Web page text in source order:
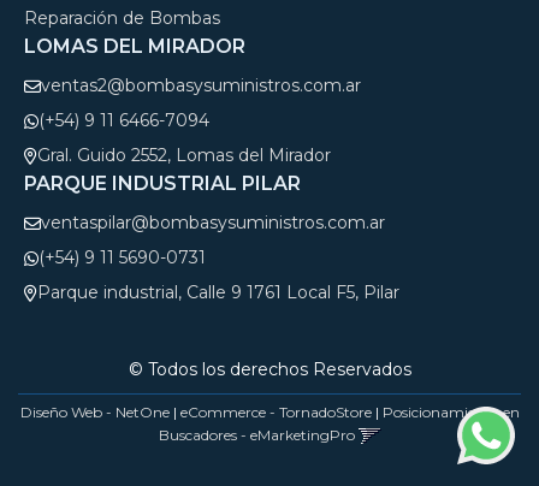
Reparación de Bombas
LOMAS DEL MIRADOR
ventas2@bombasysuministros.com.ar
(+54) 9 11 6466-7094
Gral. Guido 2552, Lomas del Mirador
PARQUE INDUSTRIAL PILAR
ventaspilar@bombasysuministros.com.ar
(+54) 9 11 5690-0731
Parque industrial, Calle 9 1761 Local F5, Pilar
© Todos los derechos Reservados
Diseño Web - NetOne| eCommerce - TornadoStore| Posicionamiento en
Buscadores - eMarketingPro